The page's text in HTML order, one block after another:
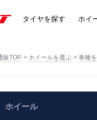
タイヤを探す ホイ
販TOP ホイールを選ぶ 車種
ホイール